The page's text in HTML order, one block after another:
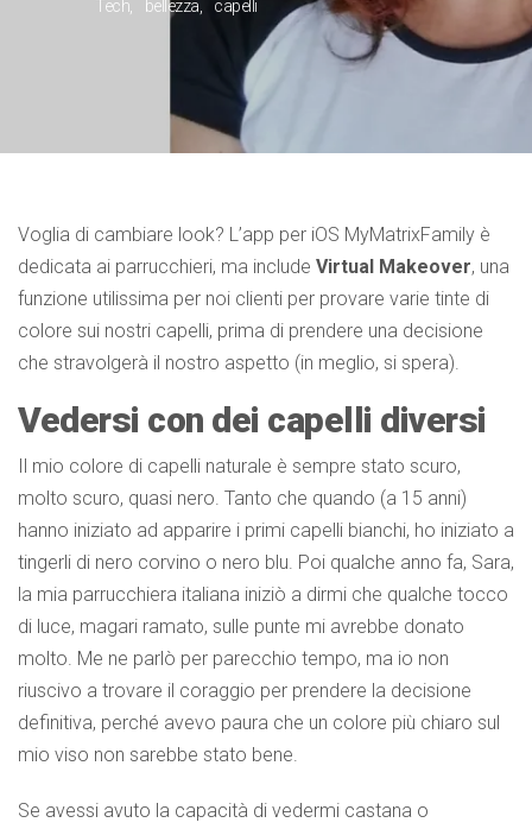
Tech
bellezza capelli
Voglia di cambiare look? L’app per iOS MyMatrixFamily è
dedicata ai parrucchieri, ma include Virtual Makeover, una
funzione utilissima per noi clienti per provare varie tinte di
colore sui nostri capelli, prima di prendere una decisione
che stravolgerà il nostro aspetto (in meglio, si spera).
Vedersi con dei capelli diversi
Il mio colore di capelli naturale è sempre stato scuro,
molto scuro, quasi nero. Tanto che quando (a 15 anni)
hanno iniziato ad apparire i primi capelli bianchi, ho iniziato a
tingerli di nero corvino o nero blu. Poi qualche anno fa, Sara,
la mia parrucchiera italiana iniziò a dirmi che qualche tocco
di luce, magari ramato, sulle punte mi avrebbe donato
molto. Me ne parlò per parecchio tempo, ma io non
riuscivo a trovare il coraggio per prendere la decisione
definitiva, perché avevo paura che un colore più chiaro sul
mio viso non sarebbe stato bene.
Se avessi avuto la capacità di vedermi castana o